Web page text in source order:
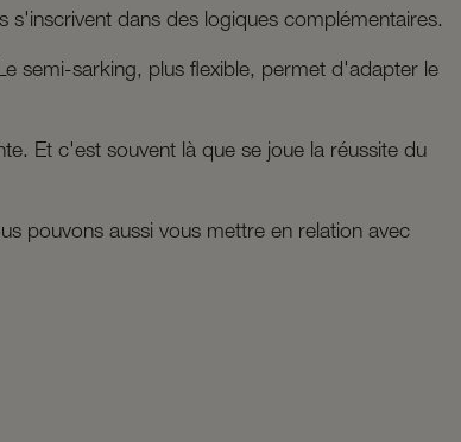
dans des logiques complémentaires.
semi-sarking, plus flexible, permet d'adapter le
Et c'est souvent là que se joue la réussite du
pouvons aussi vous mettre en relation avec